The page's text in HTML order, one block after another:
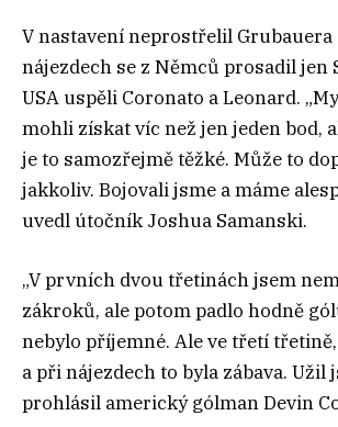
V nastavení neprostřelil Grubauera
nájezdech se z Němců prosadil jen
USA uspěli Coronato a Leonard.
mohli získat víc než jen jeden bod,
je to samozřejmě těžké. Může to
jakkoliv. Bojovali jsme a máme
uvedl útočník Joshua Samanski.
„V prvních dvou třetinách jsem
zákroků, ale potom padlo hodně
nebylo příjemné. Ale ve třetí
a při nájezdech to byla zábava. Užil
prohlásil americký gólman Devin